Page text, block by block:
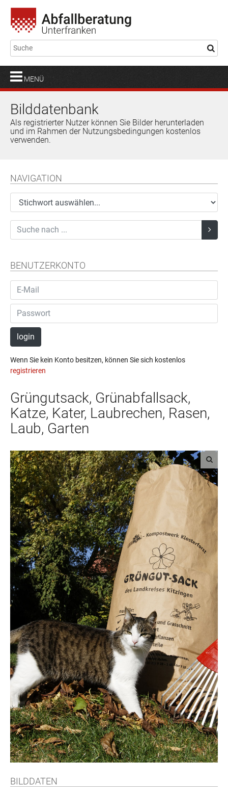
MENÜ
Bilddatenbank
Als registrierter Nutzer können Sie Bilder herunterladen
und im Rahmen der Nutzungsbedingungen kostenlos
verwenden.
NAVIGATION
BENUTZERKONTO
login
Wenn Sie kein Konto besitzen, können Sie sich kostenlos
registrieren
Grüngutsack, Grünabfallsack,
Katze, Kater, Laubrechen, Rasen,
Laub, Garten
BILDDATEN